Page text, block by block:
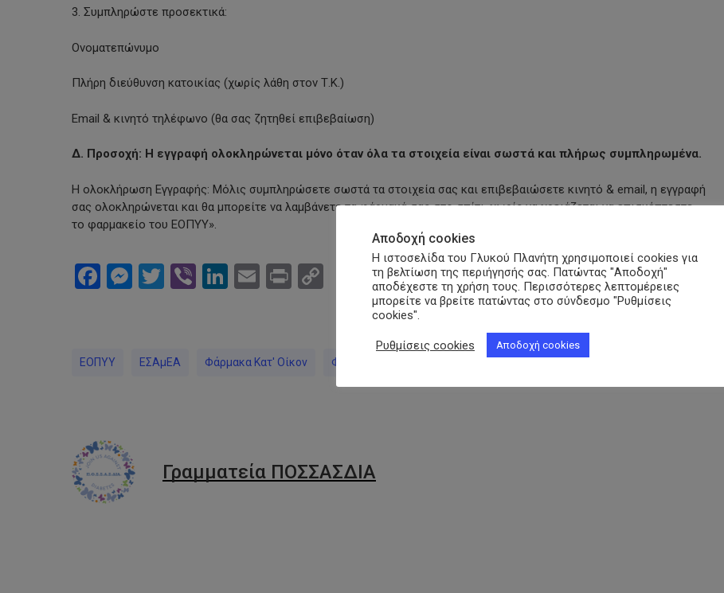
3. Συμπληρώστε προσεκτικά:
Ονοματεπώνυμο
Πλήρη διεύθυνση κατοικίας (χωρίς λάθη στον Τ.Κ.)
Email & κινητό τηλέφωνο (θα σας ζητηθεί επιβεβαίωση)
Δ. Προσοχή: Η εγγραφή ολοκληρώνεται μόνο όταν όλα τα στοιχεία είναι σωστά και πλήρως συμπληρωμένα.
Η ολοκλήρωση Εγγραφής: Μόλις συμπληρώσετε σωστά τα στοιχεία σας και επιβεβαιώσετε κινητό & email, η εγγραφή
σας ολοκληρώνεται και θα μπορείτε να λαμβάνετε τα φάρμακά σας στο σπίτι, χωρίς να χρειάζεται να επισκέπτεστε
το φαρμακείο του ΕΟΠΥΥ».
Facebook
Messenger
Twitter
ViberLinkedIn
Email
Print Copy
ΕΟΠΥΥ ΕΣΑμΕΑ Φάρμακα Κατ' Οίκον Φαρμακεία
Γραμματεία ΠΟΣΣΑΣΔΙΑ
Αποδοχή cookies
Η ιστοσελίδα του Γλυκού Πλανήτη χρησιμοποιεί cookies για
τη βελτίωση της περιήγησής σας. Πατώντας "Αποδοχή"
αποδέχεστε τη χρήση τους. Περισσότερες λεπτομέρειες
μπορείτε να βρείτε πατώντας στο σύνδεσμο "Ρυθμίσεις
cookies".
Ρυθμίσεις cookies Αποδοχή cookies